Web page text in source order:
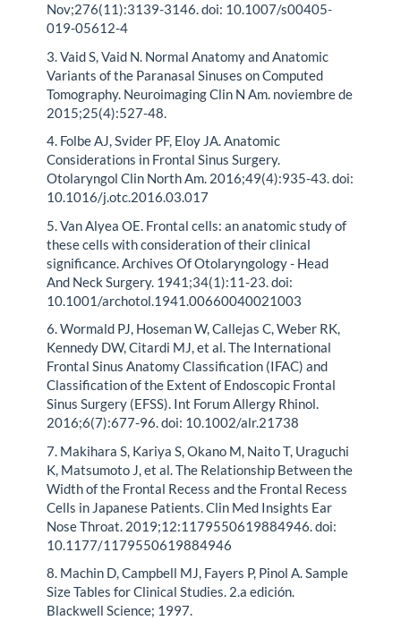
Nov;276(11):3139-3146. doi: 10.1007/s00405-
019-05612-4
3. Vaid S, Vaid N. Normal Anatomy and Anatomic
Variants of the Paranasal Sinuses on Computed
Tomography. Neuroimaging Clin N Am. noviembre de
2015;25(4):527-48.
4. Folbe AJ, Svider PF, Eloy JA. Anatomic
Considerations in Frontal Sinus Surgery.
Otolaryngol Clin North Am. 2016;49(4):935-43. doi:
10.1016/j.otc.2016.03.017
5. Van Alyea OE. Frontal cells: an anatomic study of
these cells with consideration of their clinical
significance. Archives Of Otolaryngology - Head
And Neck Surgery. 1941;34(1):11-23. doi:
10.1001/archotol.1941.00660040021003
6. Wormald PJ, Hoseman W, Callejas C, Weber RK,
Kennedy DW, Citardi MJ, et al. The International
Frontal Sinus Anatomy Classification (IFAC) and
Classification of the Extent of Endoscopic Frontal
Sinus Surgery (EFSS). Int Forum Allergy Rhinol.
2016;6(7):677-96. doi: 10.1002/alr.21738
7. Makihara S, Kariya S, Okano M, Naito T, Uraguchi
K, Matsumoto J, et al. The Relationship Between the
Width of the Frontal Recess and the Frontal Recess
Cells in Japanese Patients. Clin Med Insights Ear
Nose Throat. 2019;12:1179550619884946. doi:
10.1177/1179550619884946
8. Machin D, Campbell MJ, Fayers P, Pinol A. Sample
Size Tables for Clinical Studies. 2.a edición.
Blackwell Science; 1997.